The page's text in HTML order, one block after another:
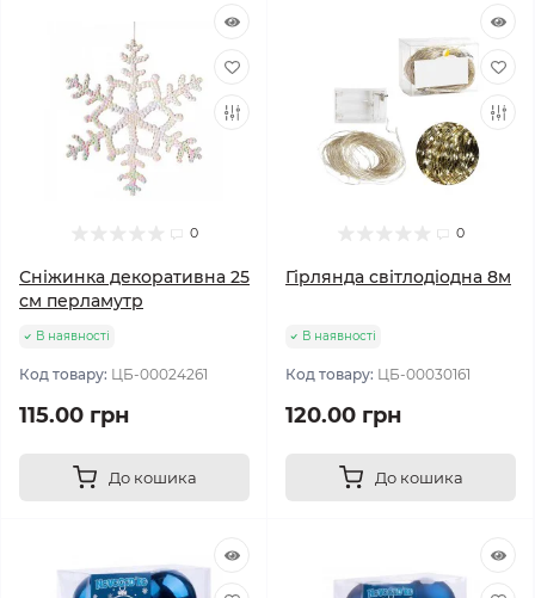
0
Сніжинка декоративна 25
см перламутр
В наявності
Код товару: ЦБ-00024261
115.00 грн
До кошика
0
Гірлянда світлодіодна 8м
В наявності
Код товару: ЦБ-00030161
120.00 грн
До кошика